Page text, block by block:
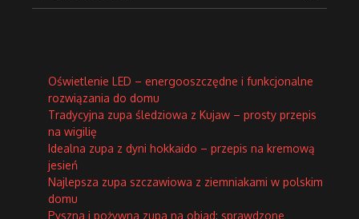
Oświetlenie LED – energooszczędne i funkcjonalne
rozwiązania do domu
Tradycyjna zupa śledziowa z Kujaw – prosty przepis
na wigilię
Idealna zupa z dyni hokkaido – przepis na kremową
jesień
Najlepsza zupa szczawiowa z ziemniakami w polskim
domu
Pyszna i pożywna zupa na obiad: sprawdzone